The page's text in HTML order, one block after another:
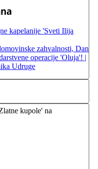
kapelanije 'Sveti Ilija
zahvalnosti, Dan
operacije 'Oluja'! |
Udruge
kupole' na